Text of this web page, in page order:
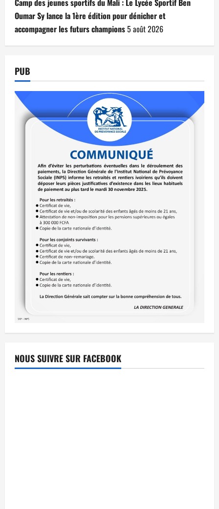
Oumar Sy lance la 1ère édition pour dénicher et
accompagner les futurs champions5 août 2026
PUB
NOUS SUIVRE SUR FACEBOOK